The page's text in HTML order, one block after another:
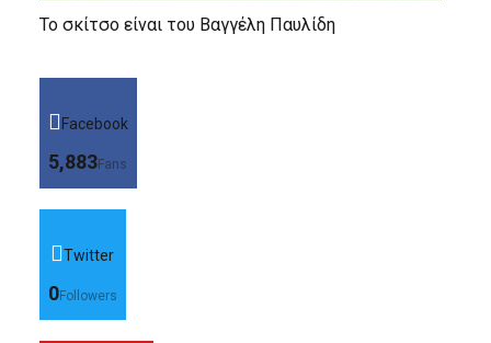
Το σκίτσο είναι του Βαγγέλη Παυλίδη
Facebook
5,883Fans
Twitter
0Followers